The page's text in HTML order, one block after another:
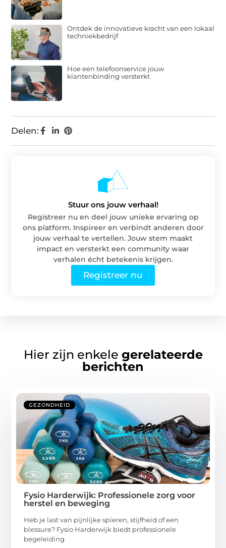
Delen:
Ontdek de innovatieve kracht van een lokaal
techniekbedrijf
Hoe een telefoonservice jouw
klantenbinding versterkt
Stuur ons jouw verhaal!
Registreer nu en deel jouw unieke ervaring op
ons platform. Inspireer en verbindt anderen door
jouw verhaal te vertellen. Jouw stem maakt
impact en versterkt een community waar
verhalen écht betekenis krijgen.
Registreer nu
Hier zijn enkele gerelateerde
berichten
GEZONDHEID
Fysio Harderwijk: Professionele zorg voor
herstel en beweging
Heb je last van pijnlijke spieren, stijfheid of een
blessure? Fysio Harderwijk biedt professionele
begeleiding